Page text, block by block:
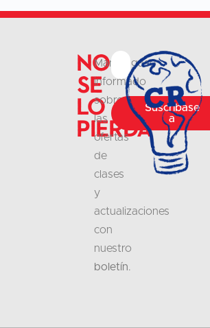
No
se
lo
pierda
Manténgase
informado
sobre
las
ofertas
de
clases
y
actualizaciones
con
nuestro
boletín.
Suscríbase
a